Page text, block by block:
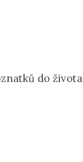
do života